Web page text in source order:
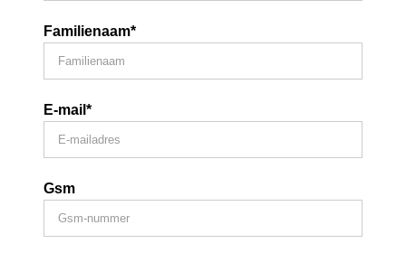
Familienaam*
E-mail*
Gsm